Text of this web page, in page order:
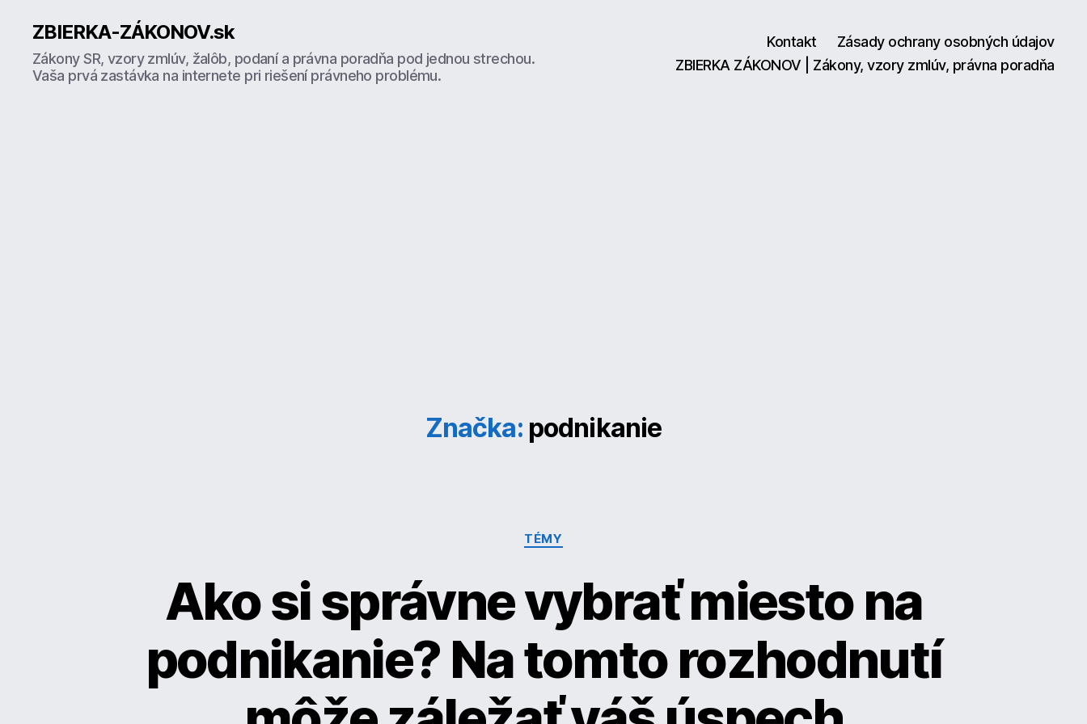
ZBIERKA-ZÁKONOV.sk
Zákony SR, vzory zmlúv, žalôb, podaní a právna poradňa pod jednou strechou.
Vaša prvá zastávka na internete pri riešení právneho problému.
Kontakt
Zásady ochrany osobných údajov
ZBIERKA ZÁKONOV | Zákony, vzory zmlúv, právna poradňa
Značka: podnikanie
Kategórie
TÉMY
Ako si správne vybrať miesto na
podnikanie? Na tomto rozhodnutí